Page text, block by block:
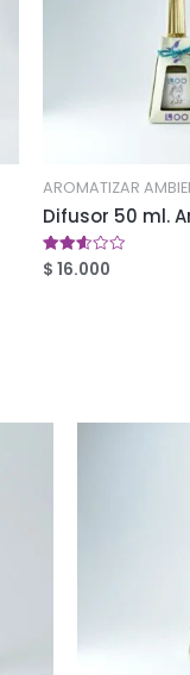
AROMATIZAR
Difusor 50 ml.
Valorado
en
$ 16.000